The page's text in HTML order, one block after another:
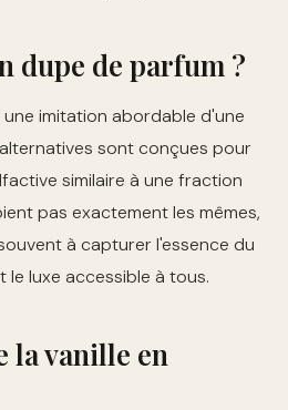
dupe de parfum ?
imitation abordable d'une
sont conçues pour
similaire à une fraction
pas exactement les mêmes,
à capturer l'essence du
le luxe accessible à tous.
la vanille en